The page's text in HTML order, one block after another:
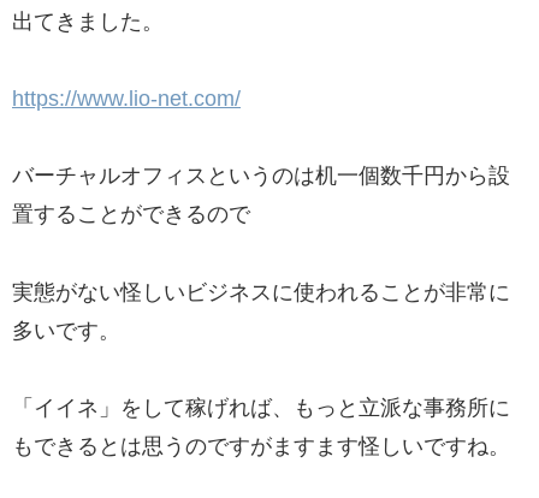
出てきました。
https://www.lio-net.com/
バーチャルオフィスというのは机一個数千円から設
置することができるので
実態がない怪しいビジネスに使われることが非常に
多いです。
「イイネ」をして稼げれば、もっと立派な事務所に
もできるとは思うのですがますます怪しいですね。